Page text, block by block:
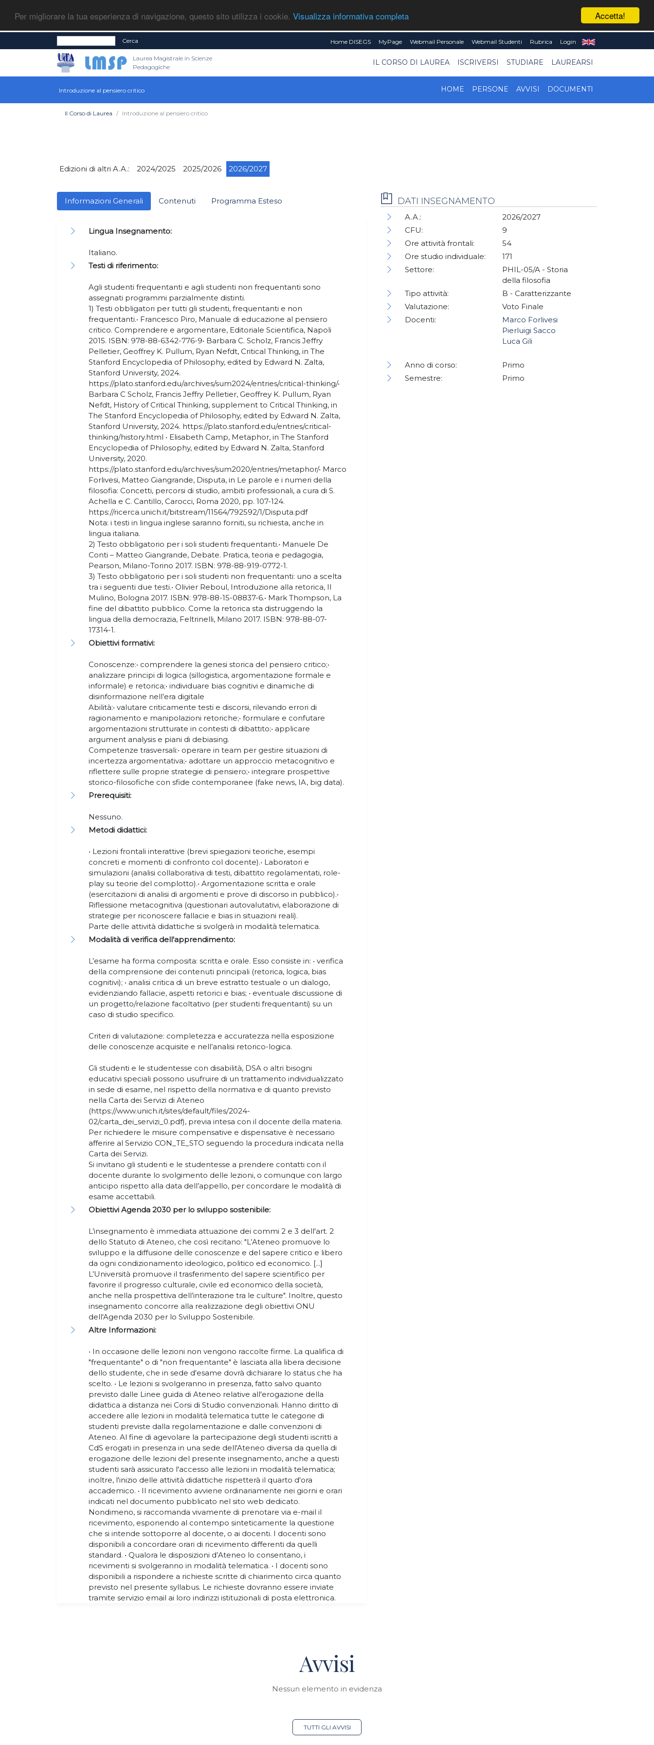
Accetta!
Per migliorare la tua esperienza di navigazione, questo sito utilizza i cookie. Visualizza informativa completa
Cerca Home DISEGS MyPage Webmail Personale Webmail Studenti Rubrica Login
Laurea Magistrale in Scienze
Pedagogiche
IL CORSO DI LAUREA ISCRIVERSI STUDIARE LAUREARSI
Introduzione al pensiero critico HOME PERSONE AVVISI DOCUMENTI
Il Corso di Laurea Introduzione al pensiero critico
Edizioni di altri A.A.: 2024/2025 2025/2026 2026/2027
Informazioni Generali Contenuti Programma Esteso
Lingua Insegnamento:
Italiano.
Testi di riferimento:
Agli studenti frequentanti e agli studenti non frequentanti sono
assegnati programmi parzialmente distinti.
1) Testi obbligatori per tutti gli studenti, frequentanti e non
frequentanti.• Francesco Piro, Manuale di educazione al pensiero
critico. Comprendere e argomentare, Editoriale Scientifica, Napoli
2015. ISBN: 978-88-6342-776-9• Barbara C. Scholz, Francis Jeffry
Pelletier, Geoffrey K. Pullum, Ryan Nefdt, Critical Thinking, in The
Stanford Encyclopedia of Philosophy, edited by Edward N. Zalta,
Stanford University, 2024.
https://plato.stanford.edu/archives/sum2024/entries/critical-thinking/•
Barbara C Scholz, Francis Jeffry Pelletier, Geoffrey K. Pullum, Ryan
Nefdt, History of Critical Thinking, supplement to Critical Thinking, in
The Stanford Encyclopedia of Philosophy, edited by Edward N. Zalta,
Stanford University, 2024. https://plato.stanford.edu/entries/critical-
thinking/history.html • Elisabeth Camp, Metaphor, in The Stanford
Encyclopedia of Philosophy, edited by Edward N. Zalta, Stanford
University, 2020.
https://plato.stanford.edu/archives/sum2020/entries/metaphor/• Marco
Forlivesi, Matteo Giangrande, Disputa, in Le parole e i numeri della
filosofia: Concetti, percorsi di studio, ambiti professionali, a cura di S.
Achella e C. Cantillo, Carocci, Roma 2020, pp. 107-124.
https://ricerca.unich.it/bitstream/11564/792592/1/Disputa.pdf
Nota: i testi in lingua inglese saranno forniti, su richiesta, anche in
lingua italiana.
2) Testo obbligatorio per i soli studenti frequentanti.• Manuele De
Conti – Matteo Giangrande, Debate. Pratica, teoria e pedagogia,
Pearson, Milano-Torino 2017. ISBN: 978-88-919-0772-1.
3) Testo obbligatorio per i soli studenti non frequentanti: uno a scelta
tra i seguenti due testi.• Olivier Reboul, Introduzione alla retorica, Il
Mulino, Bologna 2017. ISBN: 978-88-15-08837-6.• Mark Thompson, La
fine del dibattito pubblico. Come la retorica sta distruggendo la
lingua della democrazia, Feltrinelli, Milano 2017. ISBN: 978-88-07-
17314-1.
Obiettivi formativi:
Conoscenze:• comprendere la genesi storica del pensiero critico;•
analizzare principi di logica (sillogistica, argomentazione formale e
informale) e retorica;• individuare bias cognitivi e dinamiche di
disinformazione nell’era digitale
Abilità:• valutare criticamente testi e discorsi, rilevando errori di
ragionamento e manipolazioni retoriche;• formulare e confutare
argomentazioni strutturate in contesti di dibattito;• applicare
argument analysis e piani di debiasing.
Competenze trasversali:• operare in team per gestire situazioni di
incertezza argomentativa;• adottare un approccio metacognitivo e
riflettere sulle proprie strategie di pensiero;• integrare prospettive
storico-filosofiche con sfide contemporanee (fake news, IA, big data).
Prerequisiti:
Nessuno.
Metodi didattici:
• Lezioni frontali interattive (brevi spiegazioni teoriche, esempi
concreti e momenti di confronto col docente).• Laboratori e
simulazioni (analisi collaborativa di testi, dibattito regolamentati, role-
play su teorie del complotto).• Argomentazione scritta e orale
(esercitazioni di analisi di argomenti e prove di discorso in pubblico).•
Riflessione metacognitiva (questionari autovalutativi, elaborazione di
strategie per riconoscere fallacie e bias in situazioni reali).
Parte delle attività didattiche si svolgerà in modalità telematica.
Modalità di verifica dell'apprendimento:
L’esame ha forma composita: scritta e orale. Esso consiste in: • verifica
della comprensione dei contenuti principali (retorica, logica, bias
cognitivi); • analisi critica di un breve estratto testuale o un dialogo,
evidenziando fallacie, aspetti retorici e bias; • eventuale discussione di
un progetto/relazione facoltativo (per studenti frequentanti) su un
caso di studio specifico.
Criteri di valutazione: completezza e accuratezza nella esposizione
delle conoscenze acquisite e nell’analisi retorico-logica.
Gli studenti e le studentesse con disabilità, DSA o altri bisogni
educativi speciali possono usufruire di un trattamento individualizzato
in sede di esame, nel rispetto della normativa e di quanto previsto
nella Carta dei Servizi di Ateneo
(https://www.unich.it/sites/default/files/2024-
02/carta_dei_servizi_0.pdf), previa intesa con il docente della materia.
Per richiedere le misure compensative e dispensative è necessario
afferire al Servizio CON_TE_STO seguendo la procedura indicata nella
Carta dei Servizi.
Si invitano gli studenti e le studentesse a prendere contatti con il
docente durante lo svolgimento delle lezioni, o comunque con largo
anticipo rispetto alla data dell’appello, per concordare le modalità di
esame accettabili.
Obiettivi Agenda 2030 per lo sviluppo sostenibile:
L’insegnamento è immediata attuazione dei commi 2 e 3 dell'art. 2
dello Statuto di Ateneo, che così recitano: "L’Ateneo promuove lo
sviluppo e la diffusione delle conoscenze e del sapere critico e libero
da ogni condizionamento ideologico, politico ed economico. [...]
L’Università promuove il trasferimento del sapere scientifico per
favorire il progresso culturale, civile ed economico della società,
anche nella prospettiva dell’interazione tra le culture". Inoltre, questo
insegnamento concorre alla realizzazione degli obiettivi ONU
dell'Agenda 2030 per lo Sviluppo Sostenibile.
Altre Informazioni:
• In occasione delle lezioni non vengono raccolte firme. La qualifica di
"frequentante" o di "non frequentante" è lasciata alla libera decisione
dello studente, che in sede d'esame dovrà dichiarare lo status che ha
scelto. • Le lezioni si svolgeranno in presenza, fatto salvo quanto
previsto dalle Linee guida di Ateneo relative all'erogazione della
didattica a distanza nei Corsi di Studio convenzionali. Hanno diritto di
accedere alle lezioni in modalità telematica tutte le categorie di
studenti previste dalla regolamentazione e dalle convenzioni di
Ateneo. Al fine di agevolare la partecipazione degli studenti iscritti a
CdS erogati in presenza in una sede dell'Ateneo diversa da quella di
erogazione delle lezioni del presente insegnamento, anche a questi
studenti sarà assicurato l'accesso alle lezioni in modalità telematica;
inoltre, l'inizio delle attività didattiche rispetterà il quarto d'ora
accademico. • Il ricevimento avviene ordinariamente nei giorni e orari
indicati nel documento pubblicato nel sito web dedicato.
Nondimeno, si raccomanda vivamente di prenotare via e-mail il
ricevimento, esponendo al contempo sinteticamente la questione
che si intende sottoporre al docente, o ai docenti. I docenti sono
disponibili a concordare orari di ricevimento differenti da quelli
standard. • Qualora le disposizioni d’Ateneo lo consentano, i
ricevimenti si svolgeranno in modalità telematica. • I docenti sono
disponibili a rispondere a richieste scritte di chiarimento circa quanto
previsto nel presente syllabus. Le richieste dovranno essere inviate
tramite servizio email ai loro indirizzi istituzionali di posta elettronica.
DATI INSEGNAMENTO
A.A.:
2026/2027
CFU:
9
Ore attività frontali:
54
Ore studio individuale:
171
Settore:
PHIL-05/A - Storia
della filosofia
Tipo attività:
B - Caratterizzante
Valutazione:
Voto Finale
Docenti:
Marco Forlivesi
Pierluigi Sacco
Luca Gili
Anno di corso:
Primo
Semestre:
Primo
Avvisi
Nessun elemento in evidenza
TUTTI GLI AVVISI